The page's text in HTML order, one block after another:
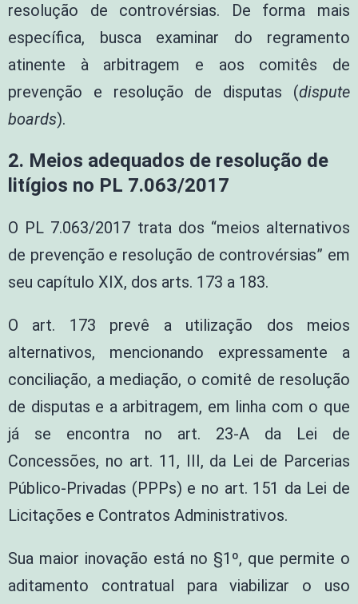
resolução de controvérsias. De forma mais
específica, busca examinar do regramento
atinente à arbitragem e aos comitês de
prevenção e resolução de disputas (dispute
boards).
2. Meios adequados de resolução de
litígios no PL 7.063/2017
O PL 7.063/2017 trata dos “meios alternativos
de prevenção e resolução de controvérsias” em
seu capítulo XIX, dos arts. 173 a 183.
O art. 173 prevê a utilização dos meios
alternativos, mencionando expressamente a
conciliação, a mediação, o comitê de resolução
de disputas e a arbitragem, em linha com o que
já se encontra no art. 23-A da Lei de
Concessões, no art. 11, III, da Lei de Parcerias
Público-Privadas (PPPs) e no art. 151 da Lei de
Licitações e Contratos Administrativos.
Sua maior inovação está no §1º, que permite o
aditamento contratual para viabilizar o uso